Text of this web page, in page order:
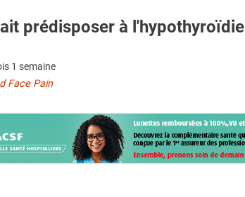
prédisposer à l'hypothyroïdie
1 semaine
Face Pain